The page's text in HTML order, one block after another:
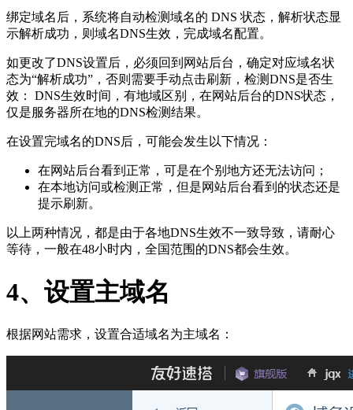
绑定域名后，系统将自动检测域名的 DNS 状态，解析状态显
示解析成功，则域名DNS生效，完成域名配置。
如更改了DNS设置后，必须回到网站后台，确定对应域名状
态为“解析成功”，否则需要手动点击刷新，检测DNS是否生
效： DNS生效时间，有地域区别，在网站后台的DNS状态，
仅是服务器所在地的DNS检测结果。
在设置完域名的DNS后，可能会发生以下情况：
在网站后台看到正常，可是在个别地方还无法访问；
在本地访问或检测正常，但是网站后台看到的状态还是
提示刷新。
以上两种情况，都是由于各地DNS生效不一致导致，请耐心
等待，一般在48小时内，全国范围的DNS都会生效。
4、设置主域名
根据网站需求，设置合适域名为主域名：